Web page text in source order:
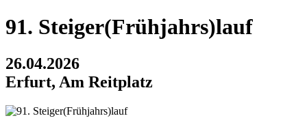
91. Steiger(Frühjahrs)lauf
26.04.2026
Erfurt, Am Reitplatz